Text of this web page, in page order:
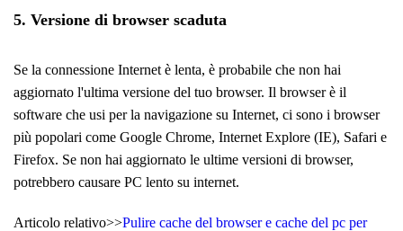
5. Versione di browser scaduta
Se la connessione Internet è lenta, è probabile che non hai
aggiornato l'ultima versione del tuo browser. Il browser è il
software che usi per la navigazione su Internet, ci sono i browser
più popolari come Google Chrome, Internet Explore (IE), Safari e
Firefox. Se non hai aggiornato le ultime versioni di browser,
potrebbero causare PC lento su internet.
Articolo relativo>>Pulire cache del browser e cache del pc per